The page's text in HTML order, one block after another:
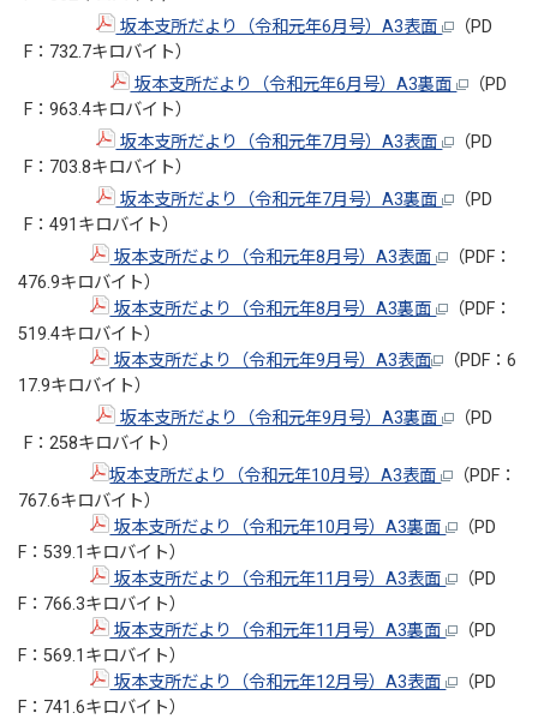
坂本支所だより（令和元年6月号）A3表面
（PD
F：732.7キロバイト）
坂本支所だより（令和元年6月号）A3裏面
（PD
F：963.4キロバイト）
坂本支所だより（令和元年7月号）A3表面
（PD
F：703.8キロバイト）
坂本支所だより（令和元年7月号）A3裏面
（PD
F：491キロバイト）
坂本支所だより（令和元年8月号）A3表面
（PDF：
476.9キロバイト）
坂本支所だより（令和元年8月号）A3裏面
（PDF：
519.4キロバイト）
坂本支所だより（令和元年9月号）A3表面
（PDF：6
17.9キロバイト）
坂本支所だより（令和元年9月号）A3裏面
（PD
F：258キロバイト）
坂本支所だより（令和元年10月号）A3表面
（PDF：
767.6キロバイト）
坂本支所だより（令和元年10月号）A3裏面
（PD
F：539.1キロバイト）
坂本支所だより（令和元年11月号）A3表面
（PD
F：766.3キロバイト）
坂本支所だより（令和元年11月号）A3裏面
（PD
F：569.1キロバイト）
坂本支所だより（令和元年12月号）A3表面
（PD
F：741.6キロバイト）